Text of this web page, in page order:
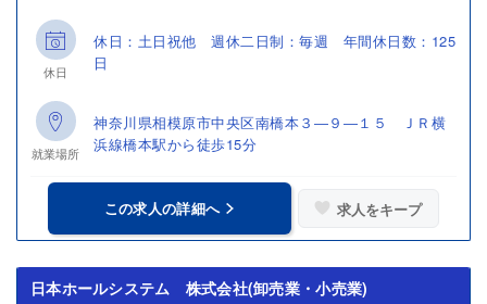
休日
休日：土日祝他 週休二日制：毎週 年間休日数：125
日
就業場所
神奈川県相模原市中央区南橋本３―９―１５ ＪＲ横
浜線橋本駅から徒歩15分
この求人の詳細へ 求人をキープ
日本ホールシステム 株式会社(卸売業・小売業)